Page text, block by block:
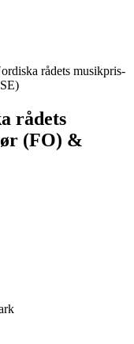
rådets musikpris-
rådets
(FO) &